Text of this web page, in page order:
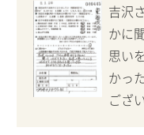
吉沢
かに
思い
かっ
ござ